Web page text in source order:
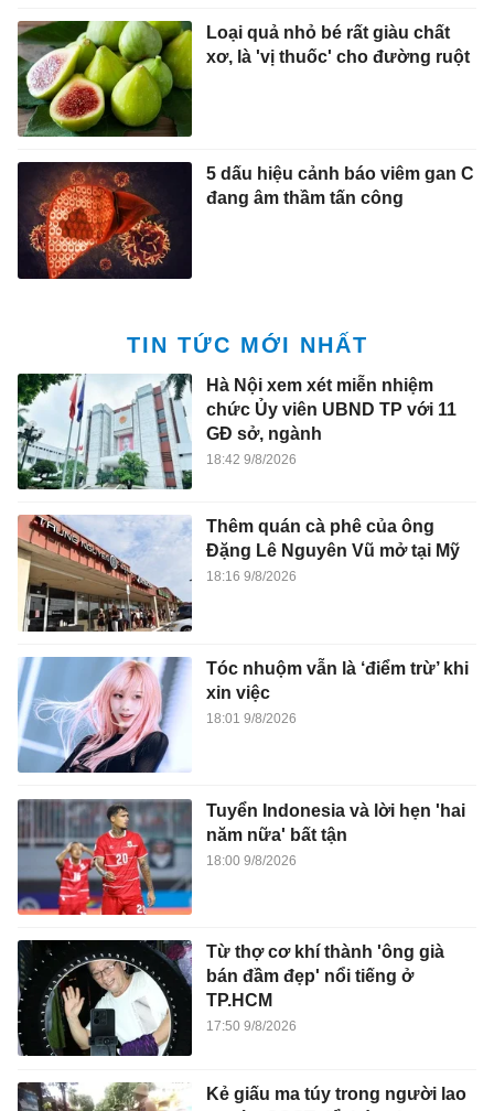
Loại quả nhỏ bé rất giàu chất
xơ, là 'vị thuốc' cho đường ruột
5 dấu hiệu cảnh báo viêm gan C
đang âm thầm tấn công
TIN TỨC MỚI NHẤT
Hà Nội xem xét miễn nhiệm
chức Ủy viên UBND TP với 11
GĐ sở, ngành
18:42 9/8/2026
Thêm quán cà phê của ông
Đặng Lê Nguyên Vũ mở tại Mỹ
18:16 9/8/2026
Tóc nhuộm vẫn là ‘điểm trừ’ khi
xin việc
18:01 9/8/2026
Tuyển Indonesia và lời hẹn 'hai
năm nữa' bất tận
18:00 9/8/2026
Từ thợ cơ khí thành 'ông già
bán đầm đẹp' nổi tiếng ở
TP.HCM
17:50 9/8/2026
Kẻ giấu ma túy trong người lao